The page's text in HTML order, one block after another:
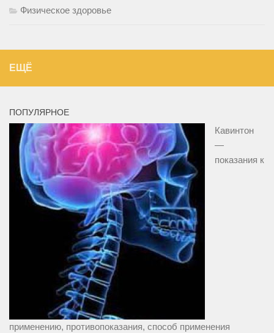
Физическое здоровье
ЕЩЁ
ПОПУЛЯРНОЕ
Кавинтон
—
показания к
применению, противопоказания, способ применения